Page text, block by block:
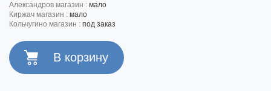
александров магазин : мало
киржач магазин : мало
кольчугино магазин : под заказ